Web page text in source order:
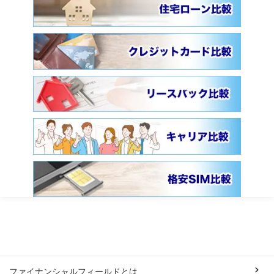
ファイナンシャルフィールドとは